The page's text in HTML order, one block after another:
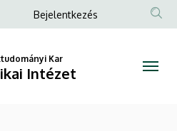
Anonim
fiók
menüje
Bejelentkezés
Kar
Intézet